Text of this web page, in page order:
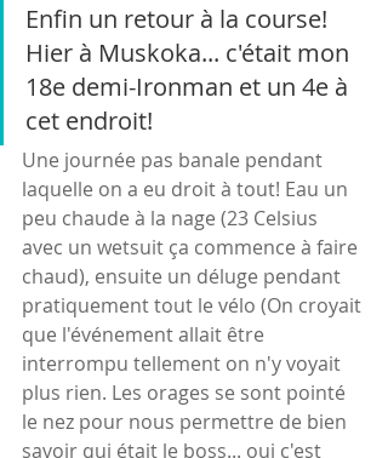
Enfin un retour à la course!
Hier à Muskoka... c'était mon
18e demi-Ironman et un 4e à
cet endroit!
Une journée pas banale pendant
laquelle on a eu droit à tout! Eau un
peu chaude à la nage (23 Celsius
avec un wetsuit ça commence à faire
chaud), ensuite un déluge pendant
pratiquement tout le vélo (On croyait
que l'événement allait être
interrompu tellement on n'y voyait
plus rien. Les orages se sont pointé
le nez pour nous permettre de bien
savoir qui était le boss... oui c'est